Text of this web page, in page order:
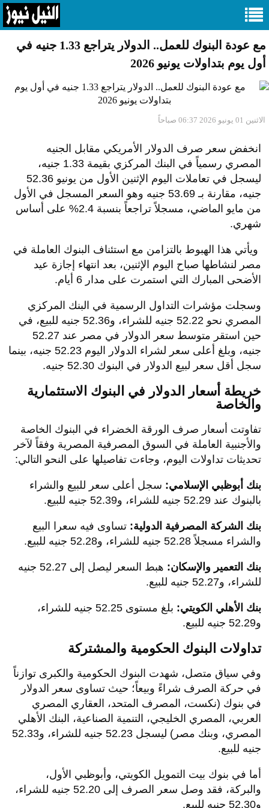
مع عودة البنوك للعمل.. الدولار يتراجع 1.33 جنيه في
أول يوم بتداولات يونيو 2026
الاثنين 01 يونيو 2026 06:37 صباحاً
​انخفض سعر صرف الدولار الأمريكي مقابل الجنيه
المصري رسمياً في البنك المركزي بقيمة 1.33 جنيه،
ليسجل في تعاملات اليوم الإثنين الأول من يونيو 52.36
جنيه، مقارنة بـ 53.69 جنيه وهو السعر المسجل في الأول
من مايو الماضي، مسجلاً تراجعاً بنسبة 2.4% على أساس
شهري.
ويأتي هذا الهبوط بالتزامن مع استئناف البنوك العاملة في
مصر لنشاطها صباح اليوم الإثنين، بعد انتهاء إجازة عيد
الأضحى المبارك التي استمرت على مدار 6 أيام.
​وسجلت مؤشرات التداول الرسمية في البنك المركزي
المصري نحو 52.22 جنيه للشراء، و52.36 جنيه للبيع، في
حين استقر متوسط سعر الدولار في مصر عند 52.27
جنيه، وبلغ أعلى سعر لشراء الدولار اليوم 52.23 جنيه، بينما
سجل أقل سعر لبيع الدولار في البنوك 52.30 جنيه.
​خريطة أسعار الدولار في البنوك الاستثمارية
والخاصة
​تفاوتت أسعار صرف الورقة الخضراء في البنوك الخاصة
والأجنبية العاملة في السوق المصرفية المصرية وفقاً لآخر
تحديثات تداولات اليوم، وجاءت تفاصيلها على النحو التالي:
بنك أبوظبي الإسلامي: سجل أعلى سعر للبيع والشراء
بالبنوك عند 52.29 جنيه للشراء، و52.39 جنيه للبيع.
بنك الشركة المصرفية الدولية: تساوى فيه سعرا البيع
والشراء مسجلاً 52.28 جنيه للشراء، و52.28 جنيه للبيع.
بنك التعمير والإسكان:
هبط السعر ليصل إلى 52.27 جنيه
للشراء، و52.27 جنيه للبيع.
بنك الأهلي الكويتي:
بلغ مستوى 52.25 جنيه للشراء،
و52.29 جنيه للبيع.
​تداولات البنوك الحكومية والمشتركة
​وفي سياق متصل، شهدت البنوك الحكومية والكبرى توازناً
في حركة الصرف شراءً وبيعاً؛ حيث تساوى سعر الدولار
في بنوك (نكست، المصرف المتحد، العقاري المصري
العربي، المصري الخليجي، التنمية الصناعية، البنك الأهلي
المصري، وبنك مصر) ليسجل 52.23 جنيه للشراء، و52.33
جنيه للبيع.
​أما في بنوك بيت التمويل الكويتي، وأبوظبي الأول،
والبركة، فقد وصل سعر الصرف إلى 52.20 جنيه للشراء،
و52.30 جنيه للبيع.